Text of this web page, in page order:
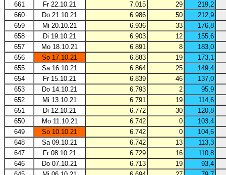
661
Fr 22.10.21 7.015 29
219,2
660
Do 21.10.21 6.986 50
212,9
659
Mi 20.10.21 6.936 33
176,8
658
Di 19.10.21 6.903 12
155,6
657
Mo 18.10.21 6.891 8
183,0
656
So 17.10.21 6.883 19
173,1
655
Sa 16.10.21 6.864 25
149,4
654
Fr 15.10.21 6.839 46
137,0
653
Do 14.10.21 6.793 2
95,9
652
Mi 13.10.21 6.791 19
114,6
651
Di 12.10.21 6.772 30
120,8
650
Mo 11.10.21 6.742 0
103,4
649
So 10.10.21 6.742 0
104,6
648
Sa 09.10.21 6.742 13
113,3
647
Fr 08.10.21 6.729 16
110,8
646
Do 07.10.21 6.713 19
93,4